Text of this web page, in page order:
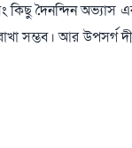
কিছু দৈনন্দিন অভ্যাস
সম্ভব। আর উপসর্গ